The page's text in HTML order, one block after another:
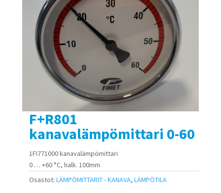
F+R801
kanavalämpömittari 0-60
1FI771000 kanavalämpömittari
0 … +60 °C, halk. 100mm
Osastot: LÄMPÖMITTARIT - KANAVA, LÄMPÖTILA